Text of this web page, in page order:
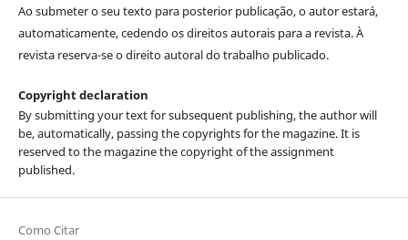
Ao submeter o seu texto para posterior publicação, o autor estará,
automaticamente, cedendo os direitos autorais para a revista. À
revista reserva-se o direito autoral do trabalho publicado.
Copyright declaration
By submitting your text for subsequent publishing, the author will
be, automatically, passing the copyrights for the magazine. It is
reserved to the magazine the copyright of the assignment
published.
Como Citar